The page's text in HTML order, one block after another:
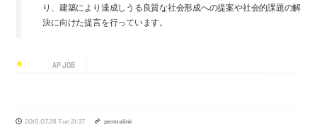
り、建築により達成しうる良質な社会形成への提案や社会的課題の解
決に向けた提言を行っています。
AP JOB
2015.07.28 Tue 21:37 permalink